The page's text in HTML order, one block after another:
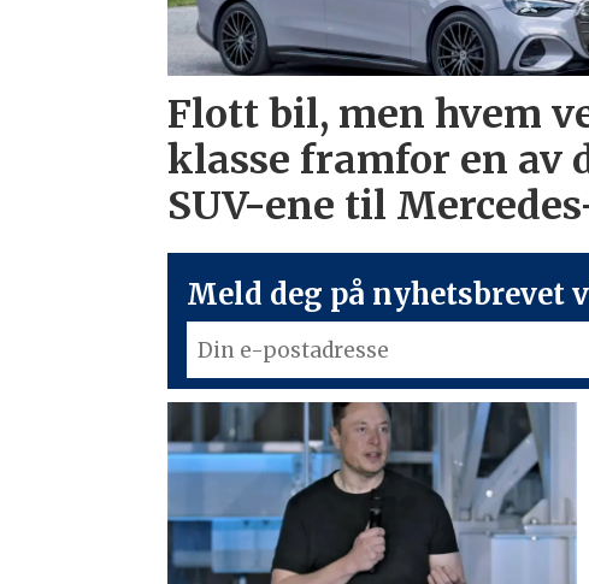
Flott bil, men hvem
klasse framfor en av
SUV-ene til
Meld deg på nyhetsbrevet